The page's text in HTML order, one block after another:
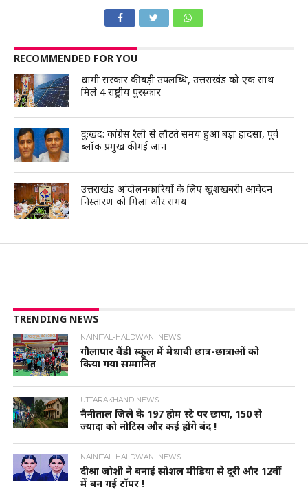
RECOMMENDED FOR YOU
धामी सरकार की बड़ी उपलब्धि, उत्तराखंड को एक साथ
मिले 4 राष्ट्रीय पुरस्कार
दुःखद: कांग्रेस रैली से लौटते समय हुआ बड़ा हादसा, पूर्व
ब्लॉक प्रमुख की गई जान
उत्तराखंड आंदोलनकारियों के लिए खुशखबरी! आवेदन
निस्तारण को मिला और समय
TRENDING NEWS
NAINITAL-HALDWANI NEWS
गौलापार वैंडी स्कूल में मेधावी छात्र-छात्राओं को
किया गया सम्मानित
UTTARAKHAND NEWS
नैनीताल जिले के 197 होम स्टे पर छापा, 150 से
ज्यादा को नोटिस और कई होंगे बंद !
NAINITAL-HALDWANI NEWS
दीश्रा जोशी ने बनाई सोशल मीडिया से दूरी और 12वीं
में बन गई टॉपर !